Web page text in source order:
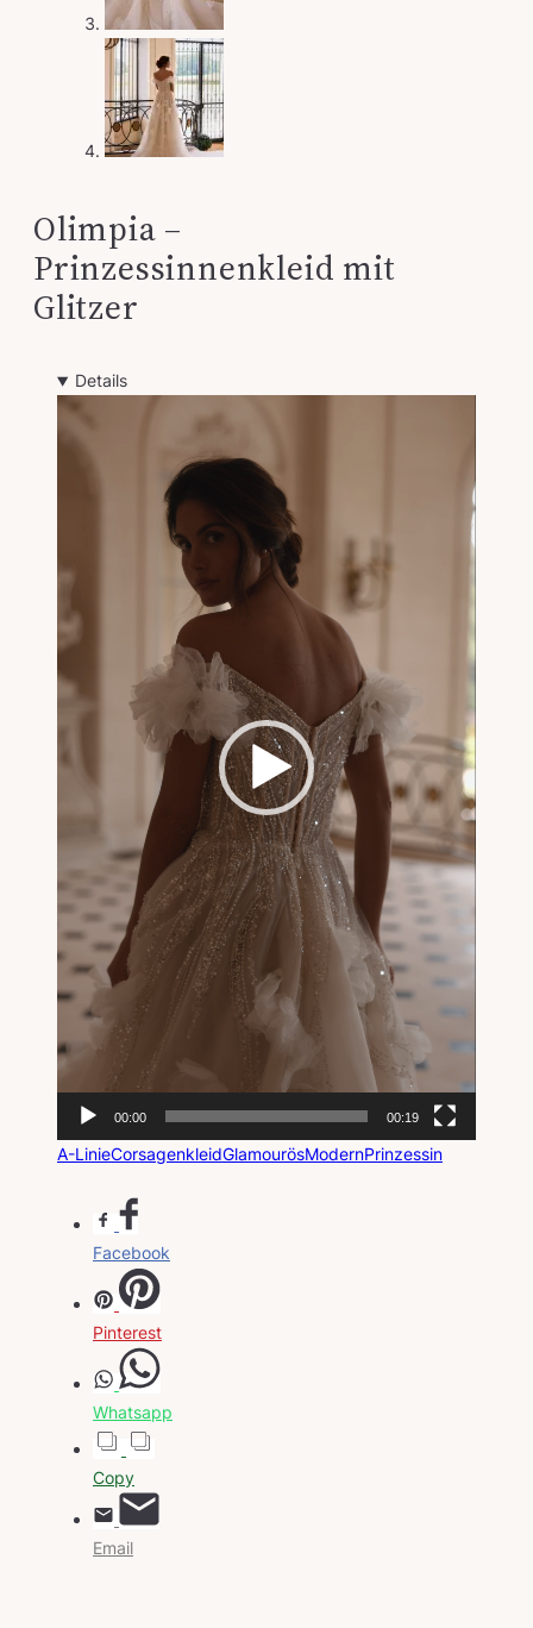
Olimpia –
Prinzessinnenkleid mit
Glitzer
Details
V
a
00:00 00:19
A-LinieCorsagenkleidGlamourösModernPrinzessin
Facebook
Pinterest
Whatsapp
Copy
Email